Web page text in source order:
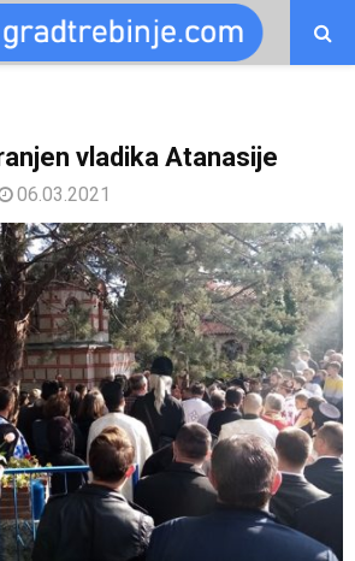
vladika Atanasije
06.03.2021